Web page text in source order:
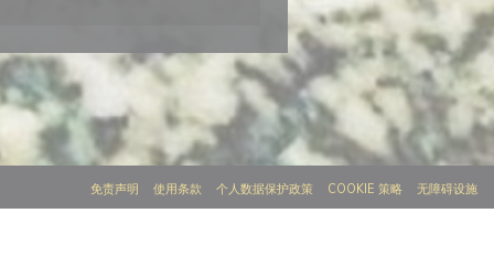
免责声明 ((在新窗口中打开))
使用条款 ((在新窗口中打开))
个人数据保护政策((在新窗口中打开))
COOKIE 策略((在新窗口中打
无障碍设施((